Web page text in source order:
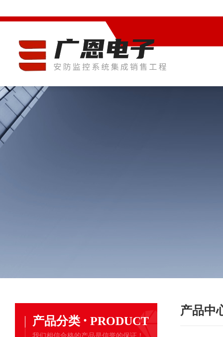
产品分类 · PRODUCT
产品中